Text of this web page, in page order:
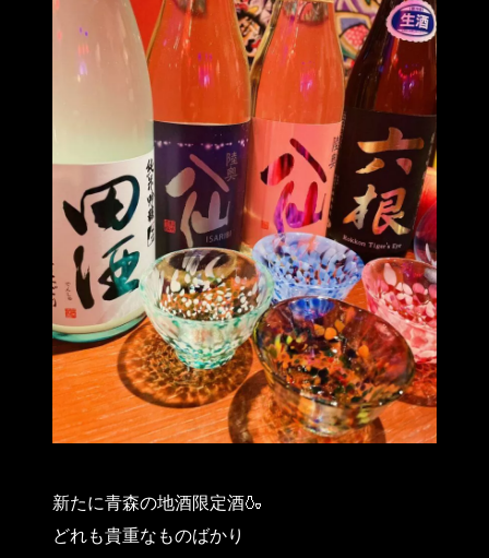
新たに青森の地酒限定酒🍶
どれも貴重なものばかり